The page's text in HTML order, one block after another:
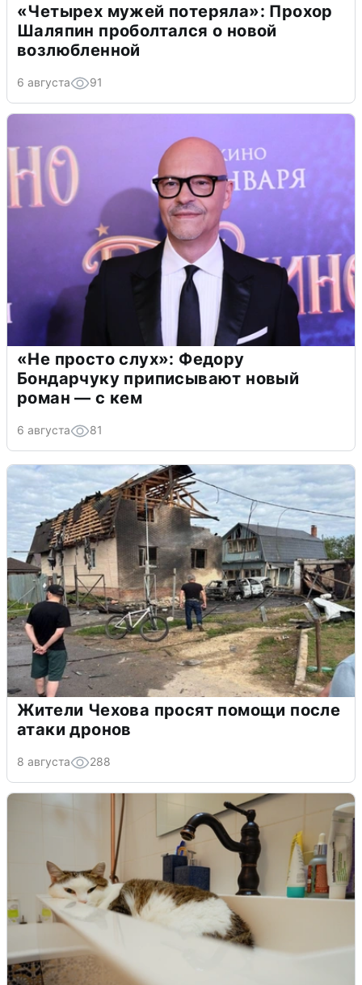
«Четырех мужей потеряла»: Прохор
Шаляпин проболтался о новой
возлюбленной
6 августа 91
«Не просто слух»: Федору
Бондарчуку приписывают новый
роман — с кем
6 августа 81
Жители Чехова просят помощи после
атаки дронов
8 августа 288